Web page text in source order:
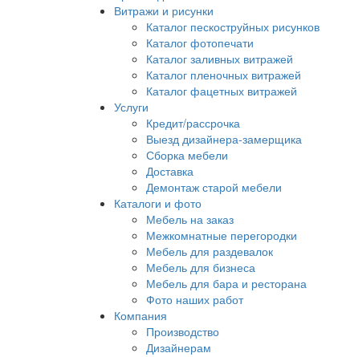
Витражи и рисунки
Каталог пескоструйных рисунков
Каталог фотопечати
Каталог заливных витражей
Каталог пленочных витражей
Каталог фацетных витражей
Услуги
Кредит/рассрочка
Выезд дизайнера-замерщика
Сборка мебели
Доставка
Демонтаж старой мебели
Каталоги и фото
Мебель на заказ
Межкомнатные перегородки
Мебель для раздевалок
Мебель для бизнеса
Мебель для бара и ресторана
Фото наших работ
Компания
Производство
Дизайнерам